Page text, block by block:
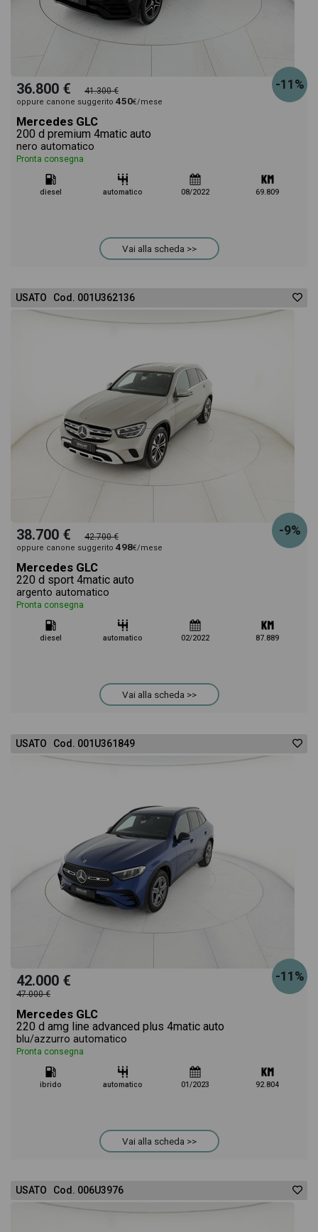
-11%
36.800 € 41.300 €
oppure canone suggerito 450€/mese
Mercedes GLC
200 d premium 4matic auto
nero automatico
Pronta consegna
diesel automatico 08/2022 69.809
Vai alla scheda >>
USATO Cod. 001U362136
-9%
38.700 € 42.700 €
oppure canone suggerito 498€/mese
Mercedes GLC
220 d sport 4matic auto
argento automatico
Pronta consegna
diesel automatico 02/2022 87.889
Vai alla scheda >>
USATO Cod. 001U361849
-11%
42.000 €
47.000 €
Mercedes GLC
220 d amg line advanced plus 4matic auto
blu/azzurro automatico
Pronta consegna
ibrido automatico 01/2023 92.804
Vai alla scheda >>
USATO Cod. 006U3976